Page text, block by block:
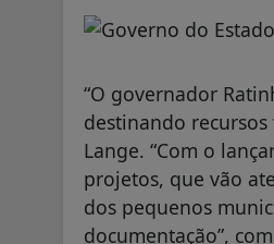
“O governador
destinando
Lange. “Com o
projetos, que vão
dos pequenos
documentação”,